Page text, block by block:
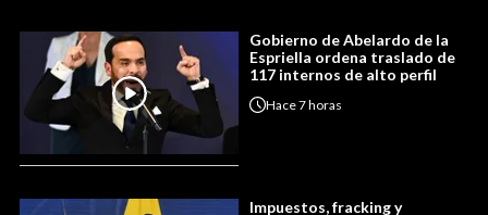
Gobierno de Abelardo de la
Espriella ordena traslado de
117 internos de alto perfil
Hace7 horas
Impuestos, fracking y